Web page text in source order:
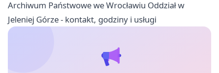
Archiwum Państwowe we Wrocławiu Oddział w
Jeleniej Górze - kontakt, godziny i usługi